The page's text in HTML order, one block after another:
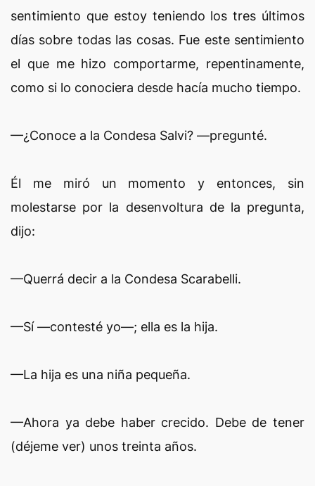
sentimiento que estoy teniendo los tres últimos
días sobre todas las cosas. Fue este sentimiento
el que me hizo comportarme, repentinamente,
como si lo conociera desde hacía mucho tiempo.
—¿Conoce a la Condesa Salvi? —pregunté.
Él me miró un momento y entonces, sin
molestarse por la desenvoltura de la pregunta,
dijo:
—Querrá decir a la Condesa Scarabelli.
—Sí —contesté yo—; ella es la hija.
—La hija es una niña pequeña.
—Ahora ya debe haber crecido. Debe de tener
(déjeme ver) unos treinta años.